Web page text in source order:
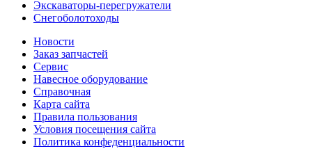
Экскаваторы-перегружатели
Снегоболотоходы
Новости
Заказ запчастей
Сервис
Навесное оборудование
Справочная
Карта сайта
Правила пользования
Условия посещения сайта
Политика конфеденциальности